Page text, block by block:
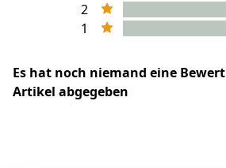
2
1
Es hat noch niemand eine
Artikel abgegeben